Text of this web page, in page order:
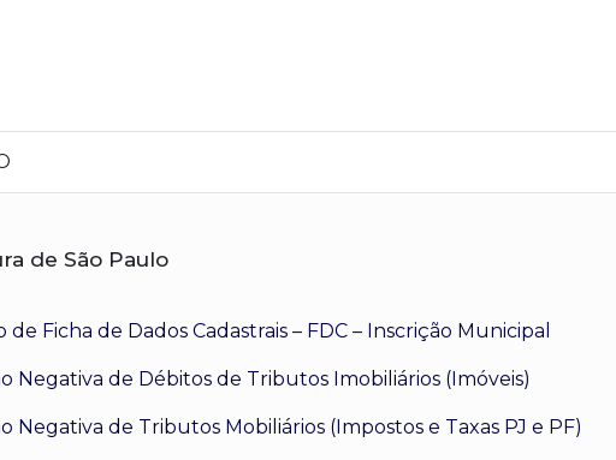
de São Paulo
de Ficha de Dados Cadastrais – FDC – Inscrição Municipal
Negativa de Débitos de Tributos Imobiliários (Imóveis)
Negativa de Tributos Mobiliários (Impostos e Taxas PJ e PF)